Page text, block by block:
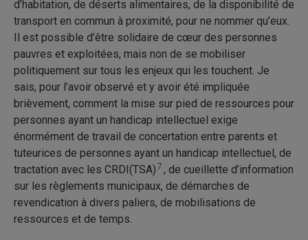
d’habitation, de déserts alimentaires, de la disponibilité de
transport en commun à proximité, pour ne nommer qu’eux.
Il est possible d’être solidaire de cœur des personnes
pauvres et exploitées, mais non de se mobiliser
politiquement sur tous les enjeux qui les touchent. Je
sais, pour l’avoir observé et y avoir été impliquée
brièvement, comment la mise sur pied de ressources pour
personnes ayant un handicap intellectuel exige
énormément de travail de concertation entre parents et
tuteurices de personnes ayant un handicap intellectuel, de
tractation avec les CRDI(TSA) 7 , de cueillette d’information
sur les règlements municipaux, de démarches de
revendication à divers paliers, de mobilisations de
ressources et de temps.